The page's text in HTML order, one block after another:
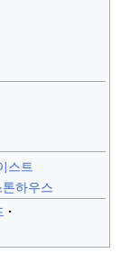
스트
하우스